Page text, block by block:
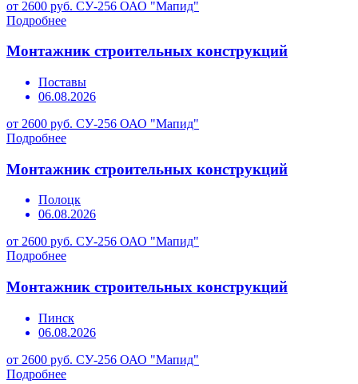
от 2600 руб. СУ-256 ОАО "Мапид"
Подробнее
Монтажник строительных конструкций
Поставы
06.08.2026
от 2600 руб. СУ-256 ОАО "Мапид"
Подробнее
Монтажник строительных конструкций
Полоцк
06.08.2026
от 2600 руб. СУ-256 ОАО "Мапид"
Подробнее
Монтажник строительных конструкций
Пинск
06.08.2026
от 2600 руб. СУ-256 ОАО "Мапид"
Подробнее